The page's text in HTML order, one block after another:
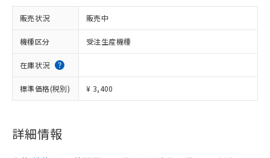
販売状況 販売中
機種区分 受注生産機種
在庫状況
標準価格(税別) ¥ 3,400
詳細情報